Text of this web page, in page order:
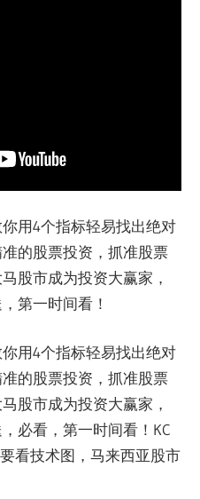
用4个指标轻易找出绝对
的股票投资，抓准股票
股市成为投资大赢家，
第一时间看！
用4个指标轻易找出绝对
的股票投资，抓准股票
股市成为投资大赢家，
必看，第一时间看！KC
看技术图，马来西亚股市